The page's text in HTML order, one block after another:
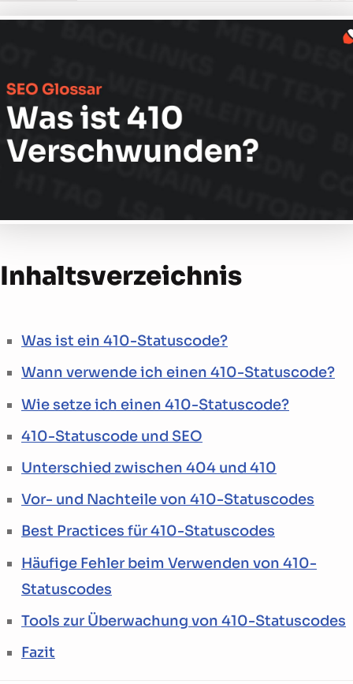
Inhalts­verzeichnis
Was ist ein 410-Statuscode?
Wann verwende ich einen 410-Statuscode?
Wie setze ich einen 410-Statuscode?
410-Statuscode und SEO
Unterschied zwischen 404 und 410
Vor- und Nachteile von 410-Statuscodes
Best Practices für 410-Statuscodes
Häufige Fehler beim Verwenden von 410-
Statuscodes
Tools zur Überwachung von 410-Statuscodes
Fazit